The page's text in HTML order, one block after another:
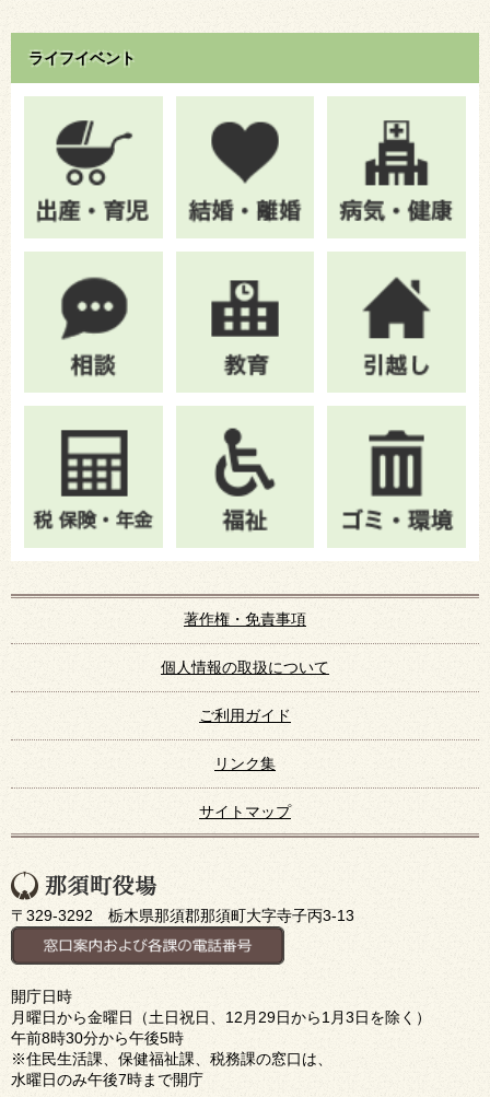
ライフイベント
著作権・免責事項
個人情報の取扱について
ご利用ガイド
リンク集
サイトマップ
〒329-3292 栃木県那須郡那須町大字寺子丙3-13
開庁日時
月曜日から金曜日（土日祝日、12月29日から1月3日を除く）
午前8時30分から午後5時
※住民生活課、保健福祉課、税務課の窓口は、
水曜日のみ午後7時まで開庁